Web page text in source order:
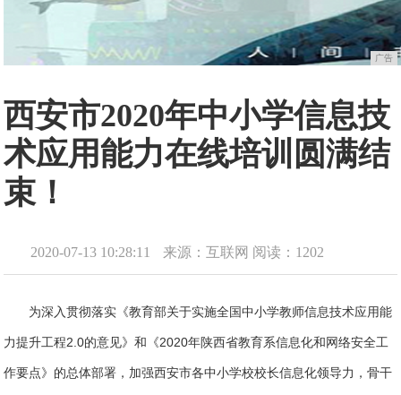
广告
西安市2020年中小学信息技
术应用能力在线培训圆满结
束！
2020-07-13 10:28:11 来源：互联网 阅读：1202
为深入贯彻落实《教育部关于实施全国中小学教师信息技术应用能
力提升工程2.0的意见》和《2020年陕西省教育系信息化和网络安全工
作要点》的总体部署，加强西安市各中小学校校长信息化领导力，骨干